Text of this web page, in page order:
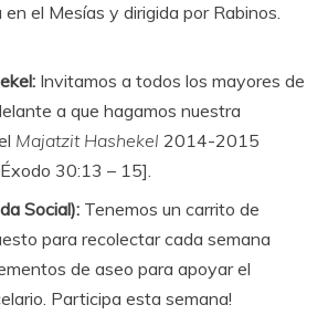
en el Mesías y dirigida por Rabinos.
Invitamos a todos los mayores de
a que hagamos nuestra
Majatzit Hashekel 2014-2015
30:13 – 15].
Social): Tenemos un carrito de
para recolectar cada semana
de aseo para apoyar el
Participa esta semana!